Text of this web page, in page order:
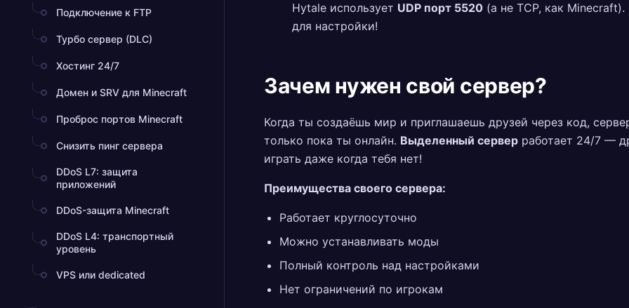
Подключение к FTP
Турбо сервер (DLC)
Хостинг 24/7
Домен и SRV для Minecraft
Проброс портов Minecraft
Снизить пинг сервера
DDoS L7: защита
приложений
DDoS-защита Minecraft
DDoS L4: транспортный
уровень
VPS или dedicated
Hytale использует UDP порт 5520 (а не TCP, как
для настройки!
Зачем нужен свой сервер?
Когда ты создаёшь мир и приглашаешь друзей через код,
только пока ты онлайн. Выделенный сервер работает 24/7 —
играть даже когда тебя нет!
Преимущества своего сервера:
Работает круглосуточно
Можно устанавливать моды
Полный контроль над настройками
Нет ограничений по игрокам